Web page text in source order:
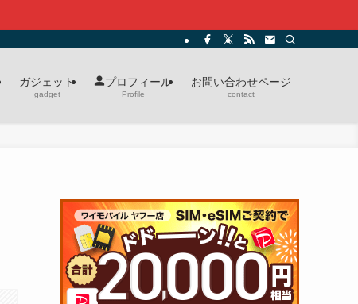
ガジェット
gadget
プロフィール
Profile
お問い合わせページ
contact